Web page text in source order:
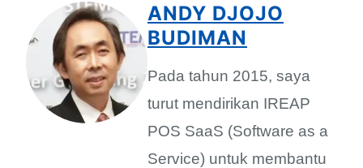
ANDY DJOJO
BUDIMAN
Pada tahun 2015, saya
turut mendirikan IREAP
POS SaaS (Software as a
Service) untuk membantu